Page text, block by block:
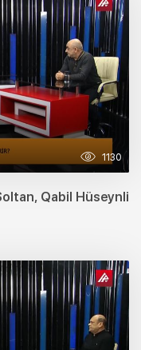
1130
Qabil Hüseynli